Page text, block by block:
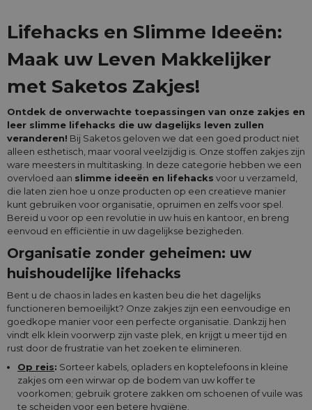
Lifehacks en Slimme Ideeën:
Maak uw Leven Makkelijker
met Saketos Zakjes!
Ontdek de onverwachte toepassingen van onze zakjes en
leer slimme lifehacks die uw dagelijks leven zullen
veranderen! Bij Saketos geloven we dat een goed product niet
alleen esthetisch, maar vooral veelzijdig is. Onze stoffen zakjes zijn
ware meesters in multitasking. In deze categorie hebben we een
overvloed aan slimme ideeën en lifehacks voor u verzameld,
die laten zien hoe u onze producten op een creatieve manier
kunt gebruiken voor organisatie, opruimen en zelfs voor spel.
Bereid u voor op een revolutie in uw huis en kantoor, en breng
eenvoud en efficiëntie in uw dagelijkse bezigheden.
Organisatie zonder geheimen: uw
huishoudelijke lifehacks
Bent u de chaos in lades en kasten beu die het dagelijks
functioneren bemoeilijkt? Onze zakjes zijn een eenvoudige en
goedkope manier voor een perfecte organisatie. Dankzij hen
vindt elk klein voorwerp zijn vaste plek, en krijgt u meer tijd en
rust door de frustratie van het zoeken te elimineren.
Op reis: Sorteer kabels, opladers en koptelefoons in kleine
zakjes om een wirwar op de bodem van uw koffer te
voorkomen; gebruik grotere zakken om schoenen of vuile was
te scheiden voor een betere hygiëne.